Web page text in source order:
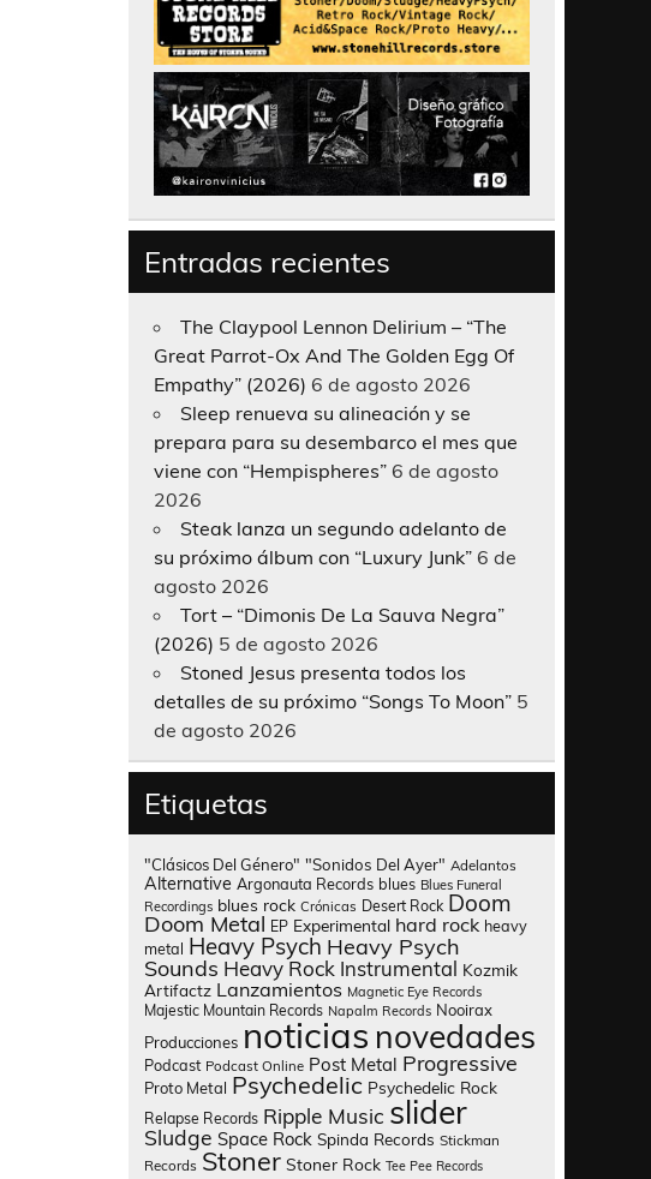
Entradas recientes
The Claypool Lennon Delirium – “The
Great Parrot-Ox And The Golden Egg Of
Empathy” (2026) 6 de agosto 2026
Sleep renueva su alineación y se
prepara para su desembarco el mes que
viene con “Hempispheres” 6 de agosto
2026
Steak lanza un segundo adelanto de
su próximo álbum con “Luxury Junk” 6 de
agosto 2026
Tort – “Dimonis De La Sauva Negra”
(2026) 5 de agosto 2026
Stoned Jesus presenta todos los
detalles de su próximo “Songs To Moon” 5
de agosto 2026
Etiquetas
"Clásicos Del Género" "Sonidos Del Ayer" Adelantos
Alternative Argonauta Records blues Blues Funeral
Recordings blues rock Crónicas Desert Rock Doom
Doom Metal EP Experimental hard rock heavy
metal Heavy Psych Heavy Psych
Sounds Heavy Rock Instrumental Kozmik
Artifactz Lanzamientos Magnetic Eye Records
Majestic Mountain Records Napalm Records Nooirax
Producciones noticias novedades
Podcast Podcast Online Post Metal Progressive
Proto Metal Psychedelic Psychedelic Rock
Relapse Records Ripple Music slider
Sludge Space Rock Spinda Records Stickman
Records Stoner Stoner Rock Tee Pee Records